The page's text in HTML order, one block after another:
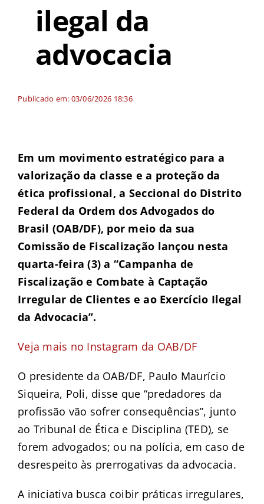
ilegal da
advocacia
Publicado em: 03/06/2026 18:36
Em um movimento estratégico para a
valorização da classe e a proteção da
ética profissional, a Seccional do Distrito
Federal da Ordem dos Advogados do
Brasil (OAB/DF), por meio da sua
Comissão de Fiscalização lançou nesta
quarta-feira (3) a “Campanha de
Fiscalização e Combate à Captação
Irregular de Clientes e ao Exercício Ilegal
da Advocacia”.
Veja mais no Instagram da OAB/DF
O presidente da OAB/DF, Paulo Maurício
Siqueira, Poli, disse que “predadores da
profissão vão sofrer consequências”, junto
ao Tribunal de Ética e Disciplina (TED), se
forem advogados; ou na polícia, em caso de
desrespeito às prerrogativas da advocacia.
A iniciativa busca coibir práticas irregulares,